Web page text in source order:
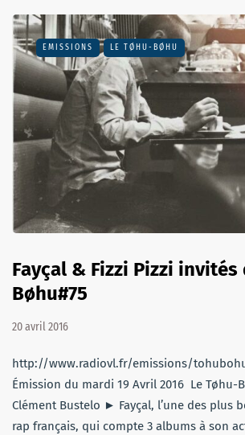
EMISSIONS LE TØHU-BØHU
Fayçal & Fizzi Pizzi invités
Bøhu#75
20 avril 2016
http://www.radiovl.fr/emissions/
Émission du mardi 19 Avril 2016 Le Tøhu-
Clément Bustelo ► Fayçal, l’une des plus
rap français, qui compte 3 albums à son